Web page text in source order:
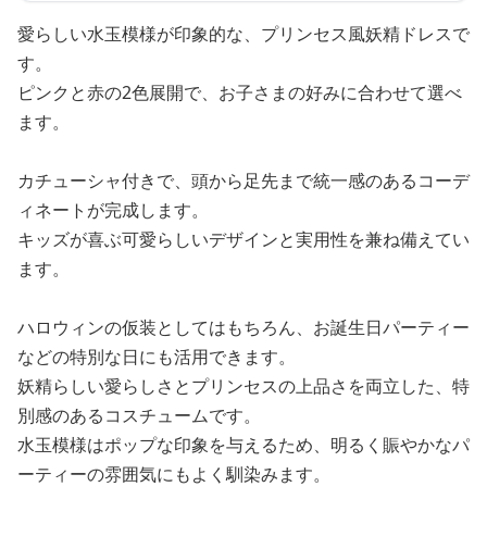
愛らしい水玉模様が印象的な、プリンセス風妖精ドレスで
す。
ピンクと赤の2色展開で、お子さまの好みに合わせて選べ
ます。
カチューシャ付きで、頭から足先まで統一感のあるコーデ
ィネートが完成します。
キッズが喜ぶ可愛らしいデザインと実用性を兼ね備えてい
ます。
ハロウィンの仮装としてはもちろん、お誕生日パーティー
などの特別な日にも活用できます。
妖精らしい愛らしさとプリンセスの上品さを両立した、特
別感のあるコスチュームです。
水玉模様はポップな印象を与えるため、明るく賑やかなパ
ーティーの雰囲気にもよく馴染みます。